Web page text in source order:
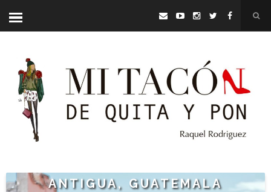
ANTIGUA, GUATEMALA